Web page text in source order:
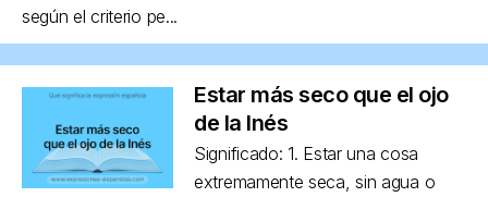
según el criterio pe...
Estar más seco que el ojo
de la Inés
Significado: 1. Estar una cosa
extremamente seca, sin agua o